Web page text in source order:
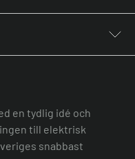
en tydlig idé och
till elektrisk
snabbast